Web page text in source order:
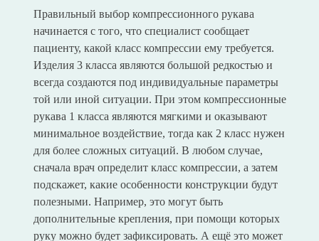
Правильный выбор компрессионного рукава
начинается с того, что специалист сообщает
пациенту, какой класс компрессии ему требуется.
Изделия 3 класса являются большой редкостью и
всегда создаются под индивидуальные параметры
той или иной ситуации. При этом компрессионные
рукава 1 класса являются мягкими и оказывают
минимальное воздействие, тогда как 2 класс нужен
для более сложных ситуаций. В любом случае,
сначала врач определит класс компрессии, а затем
подскажет, какие особенности конструкции будут
полезными. Например, это могут быть
дополнительные крепления, при помощи которых
руку можно будет зафиксировать. А ещё это может